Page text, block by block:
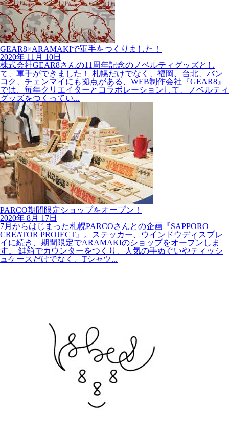
GEAR8×ARAMAKIで軍手をつくりました！
2020年 11月 10日
株式会社GEAR8さんの11周年記念のノベルティグッズとし
て、軍手ができました！ 札幌だけでなく、福岡、台北、バン
コク、チェンマイにも拠点がある、WEB制作会社『GEAR8』
では、毎年クリエイターとコラボレーションして、ノベルティ
グッズをつくってい...
PARCO期間限定ショップをオープン！
2020年 8月 17日
7月からはじまった札幌PARCOさんとの企画『SAPPORO
CREATOR PROJECT』。ステッカー、ウインドウディスプレ
イに続き、期間限定でARAMAKIのショップをオープンしま
す。 鮭箱でカウンターをつくり、人気の手ぬぐいやティッシ
ュケースだけでなく、Tシャツ...